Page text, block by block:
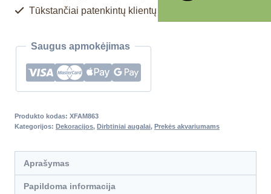
Tūkstančiai patenkintų klientų
Saugus apmokėjimas
Produkto kodas: XFAM863
Kategorijos: Dekoracijos, Dirbtiniai augalai, Prekės akvariumams
Aprašymas
Papildoma informacija